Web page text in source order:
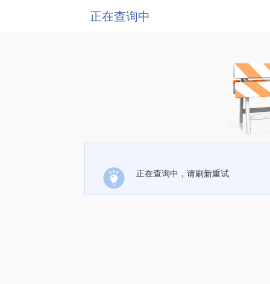
正在查询中
正在查询中，请刷新重试